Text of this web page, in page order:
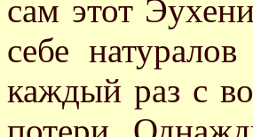
сам этот
себе
каждый раз с